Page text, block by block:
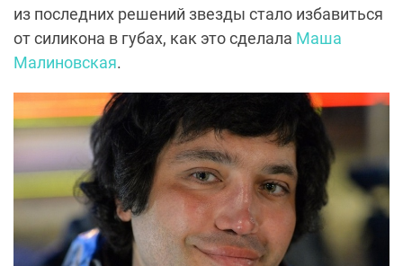
из последних решений звезды стало избавиться
от силикона в губах, как это сделала Маша
Малиновская.